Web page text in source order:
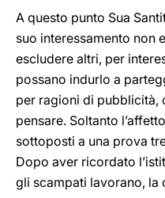
A questo punto Sua
suo interessamento non
escludere altri, per
possano indurlo a
per ragioni di pubblicità,
pensare. Soltanto
sottoposti a una prova
Dopo aver ricordato
gli scampati lavorano, la